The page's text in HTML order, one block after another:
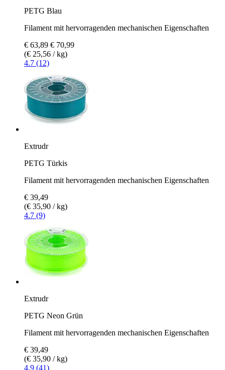
PETG Blau
Filament mit hervorragenden mechanischen Eigenschaften
€ 63,89 € 70,99
(€ 25,56 / kg)
4.7 (12)
Extrudr
PETG Türkis
Filament mit hervorragenden mechanischen Eigenschaften
€ 39,49
(€ 35,90 / kg)
4.7 (9)
Extrudr
PETG Neon Grün
Filament mit hervorragenden mechanischen Eigenschaften
€ 39,49
(€ 35,90 / kg)
4.9 (41)